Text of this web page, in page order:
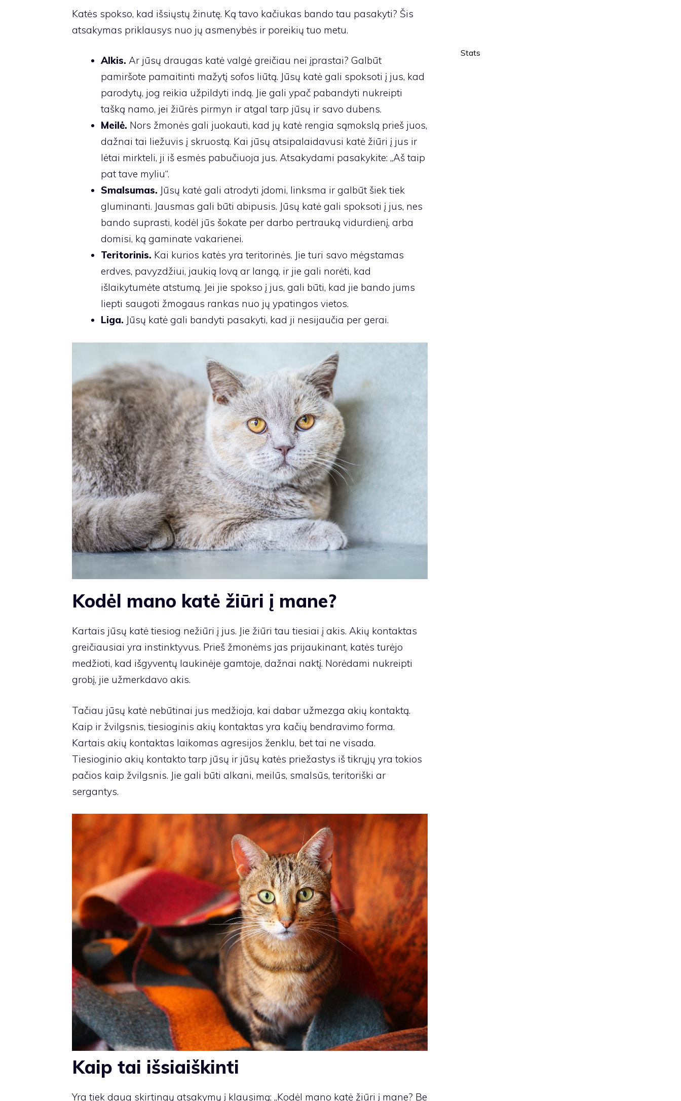
Katės spokso, kad išsiųstų žinutę. Ką tavo kačiukas bando tau pasakyti? Šis
atsakymas priklausys nuo jų asmenybės ir poreikių tuo metu.
Alkis. Ar jūsų draugas katė valgė greičiau nei įprastai? Galbūt
pamiršote pamaitinti mažytį sofos liūtą. Jūsų katė gali spoksoti į jus, kad
parodytų, jog reikia užpildyti indą. Jie gali ypač pabandyti nukreipti
tašką namo, jei žiūrės pirmyn ir atgal tarp jūsų ir savo dubens.
Meilė. Nors žmonės gali juokauti, kad jų katė rengia sąmokslą prieš juos,
dažnai tai liežuvis į skruostą. Kai jūsų atsipalaidavusi katė žiūri į jus ir
lėtai mirkteli, ji iš esmės pabučiuoja jus. Atsakydami pasakykite: „Aš taip
pat tave myliu“.
Smalsumas. Jūsų katė gali atrodyti įdomi, linksma ir galbūt šiek tiek
gluminanti. Jausmas gali būti abipusis. Jūsų katė gali spoksoti į jus, nes
bando suprasti, kodėl jūs šokate per darbo pertrauką vidurdienį, arba
domisi, ką gaminate vakarienei.
Teritorinis. Kai kurios katės yra teritorinės. Jie turi savo mėgstamas
erdves, pavyzdžiui, jaukią lovą ar langą, ir jie gali norėti, kad
išlaikytumėte atstumą. Jei jie spokso į jus, gali būti, kad jie bando jums
liepti saugoti žmogaus rankas nuo jų ypatingos vietos.
Liga. Jūsų katė gali bandyti pasakyti, kad ji nesijaučia per gerai.
Kodėl mano katė žiūri į mane?
Kartais jūsų katė tiesiog nežiūri į jus. Jie žiūri tau tiesiai į akis. Akių kontaktas
greičiausiai yra instinktyvus. Prieš žmonėms jas prijaukinant, katės turėjo
medžioti, kad išgyventų laukinėje gamtoje, dažnai naktį. Norėdami nukreipti
grobį, jie užmerkdavo akis.
Tačiau jūsų katė nebūtinai jus medžioja, kai dabar užmezga akių kontaktą.
Kaip ir žvilgsnis, tiesioginis akių kontaktas yra kačių bendravimo forma.
Kartais akių kontaktas laikomas agresijos ženklu, bet tai ne visada.
Tiesioginio akių kontakto tarp jūsų ir jūsų katės priežastys iš tikrųjų yra tokios
pačios kaip žvilgsnis. Jie gali būti alkani, meilūs, smalsūs, teritoriški ar
sergantys.
Kaip tai išsiaiškinti
Yra tiek daug skirtingų atsakymų į klausimą: „Kodėl mano katė žiūri į mane? Be
Stats